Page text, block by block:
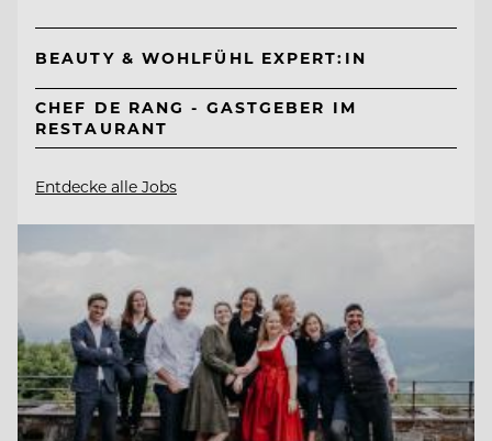
BEAUTY & WOHLFÜHL EXPERT:IN
CHEF DE RANG - GASTGEBER IM
RESTAURANT
Entdecke alle Jobs